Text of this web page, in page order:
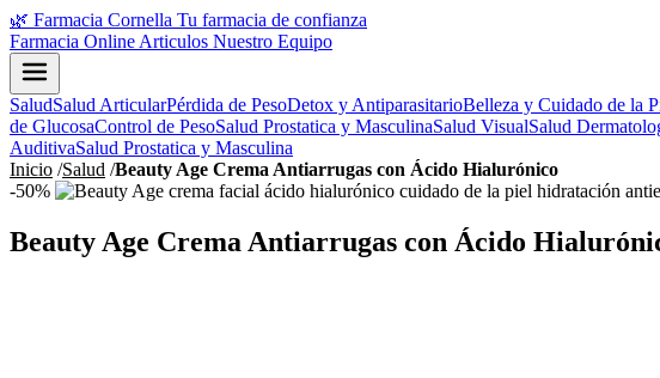
🌿 Farmacia Cornella Tu farmacia de confianza
Farmacia Online Articulos Nuestro Equipo
SaludSalud ArticularPérdida de PesoDetox y AntiparasitarioBelleza y Cuidado de la
de GlucosaControl de PesoSalud Prostatica y MasculinaSalud VisualSalud
AuditivaSalud Prostatica y Masculina
Inicio /Salud /Beauty Age Crema Antiarrugas con Ácido Hialurónico
-50%
Beauty Age Crema Antiarrugas con Ácido